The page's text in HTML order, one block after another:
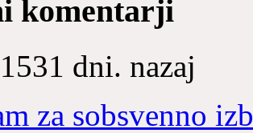
komentarji
1531 dni. nazaj
za sobsvenno